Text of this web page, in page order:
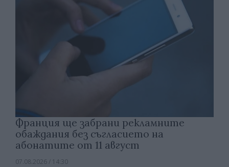
Франция ще забрани рекламните
обаждания без съгласието на
абонатите от 11 август
07.08.2026 / 14:30